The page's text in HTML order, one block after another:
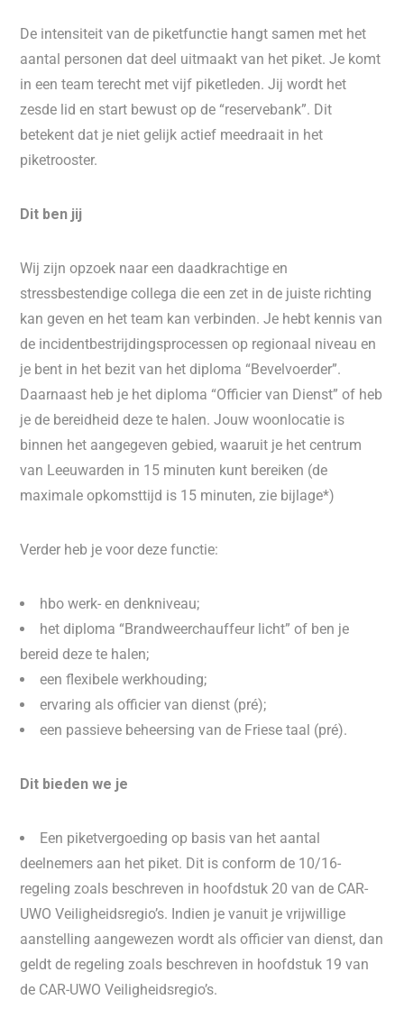
De intensiteit van de piketfunctie hangt samen met het
aantal personen dat deel uitmaakt van het piket. Je komt
in een team terecht met vijf piketleden. Jij wordt het
zesde lid en start bewust op de “reservebank”. Dit
betekent dat je niet gelijk actief meedraait in het
piketrooster.
Dit ben jij
Wij zijn opzoek naar een daadkrachtige en
stressbestendige collega die een zet in de juiste richting
kan geven en het team kan verbinden. Je hebt kennis van
de incidentbestrijdingsprocessen op regionaal niveau en
je bent in het bezit van het diploma “Bevelvoerder”.
Daarnaast heb je het diploma “Officier van Dienst” of heb
je de bereidheid deze te halen. Jouw woonlocatie is
binnen het aangegeven gebied, waaruit je het centrum
van Leeuwarden in 15 minuten kunt bereiken (de
maximale opkomsttijd is 15 minuten, zie bijlage*)
Verder heb je voor deze functie:
hbo werk- en denkniveau;
het diploma “Brandweerchauffeur licht” of ben je
bereid deze te halen;
een flexibele werkhouding;
ervaring als officier van dienst (pré);
een passieve beheersing van de Friese taal (pré).
Dit bieden we je
Een piketvergoeding op basis van het aantal
deelnemers aan het piket. Dit is conform de 10/16-
regeling zoals beschreven in hoofdstuk 20 van de CAR-
UWO Veiligheidsregio’s. Indien je vanuit je vrijwillige
aanstelling aangewezen wordt als officier van dienst, dan
geldt de regeling zoals beschreven in hoofdstuk 19 van
de CAR-UWO Veiligheidsregio’s.